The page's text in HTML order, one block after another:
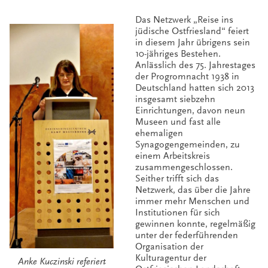
Anke Kuczinski referiert
Das Netzwerk „Reise ins
jüdische Ostfriesland“ feiert
in diesem Jahr übrigens sein
10-jähriges Bestehen.
Anlässlich des 75. Jahrestages
der Progromnacht 1938 in
Deutschland hatten sich 2013
insgesamt siebzehn
Einrichtungen, davon neun
Museen und fast alle
ehemaligen
Synagogengemeinden, zu
einem Arbeitskreis
zusammengeschlossen.
Seither trifft sich das
Netzwerk, das über die Jahre
immer mehr Menschen und
Institutionen für sich
gewinnen konnte, regelmäßig
unter der federführenden
Organisation der
Kulturagentur der